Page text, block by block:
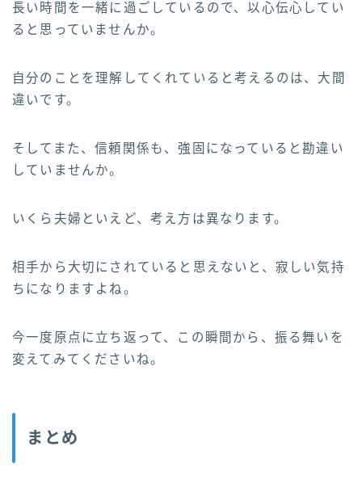
長い時間を一緒に過ごしているので、以心伝心してい
ると思っていませんか。
自分のことを理解してくれていると考えるのは、大間
違いです。
そしてまた、信頼関係も、強固になっていると勘違い
していませんか。
いくら夫婦といえど、考え方は異なります。
相手から大切にされていると思えないと、寂しい気持
ちになりますよね。
今一度原点に立ち返って、この瞬間から、振る舞いを
変えてみてくださいね。
まとめ